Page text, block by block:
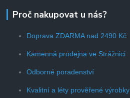
Proč nakupovat u nás?
Doprava ZDARMA nad 2490 Kč
Kamenná prodejna ve Strážnici
Odborné poradenství
Kvalitní a léty prověřené výrobky